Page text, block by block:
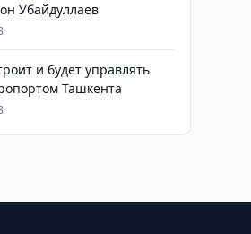
Убайдуллаев
и будет управлять
Ташкента